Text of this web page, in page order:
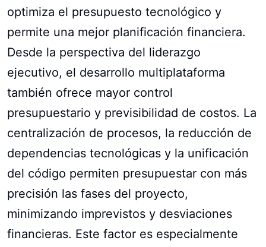
optimiza el presupuesto tecnológico y
permite una mejor planificación financiera.
Desde la perspectiva del liderazgo
ejecutivo, el desarrollo multiplataforma
también ofrece mayor control
presupuestario y previsibilidad de costos. La
centralización de procesos, la reducción de
dependencias tecnológicas y la unificación
del código permiten presupuestar con más
precisión las fases del proyecto,
minimizando imprevistos y desviaciones
financieras. Este factor es especialmente